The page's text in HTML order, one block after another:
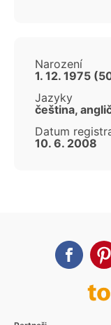
Narození
1. 12. 1975
Jazyky
čeština,
Datum
10. 6. 2008